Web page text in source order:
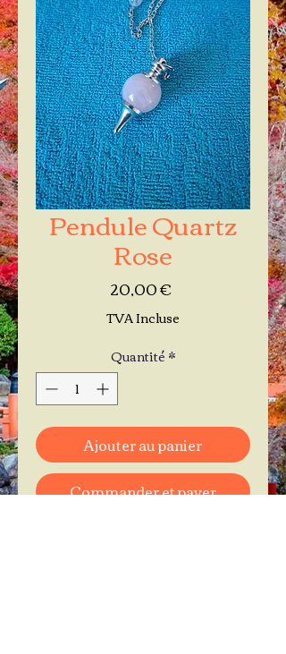
Pendule Quartz
Rose
20,00 €Prix
TVA Incluse
Quantité*
Ajouter au panier
Commander et payer